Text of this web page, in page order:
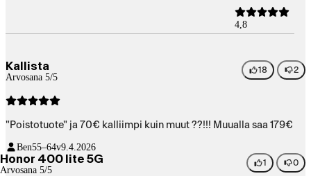
4,8
Kallista
Arvosana 5/5
18 2
"Poistotuote" ja 70€ kalliimpi kuin muut ??!!! Muualla saa 179€
Ben55–64v9.4.2026
Honor 400 lite 5G
Arvosana 5/5
1 0